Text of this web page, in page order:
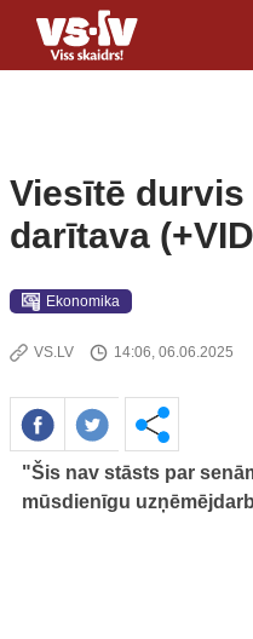
Viesītē
darītava
Ekonomika
VS.LV 14:06, 06.06.2025
"Šis nav stāsts par
mūsdienīgu